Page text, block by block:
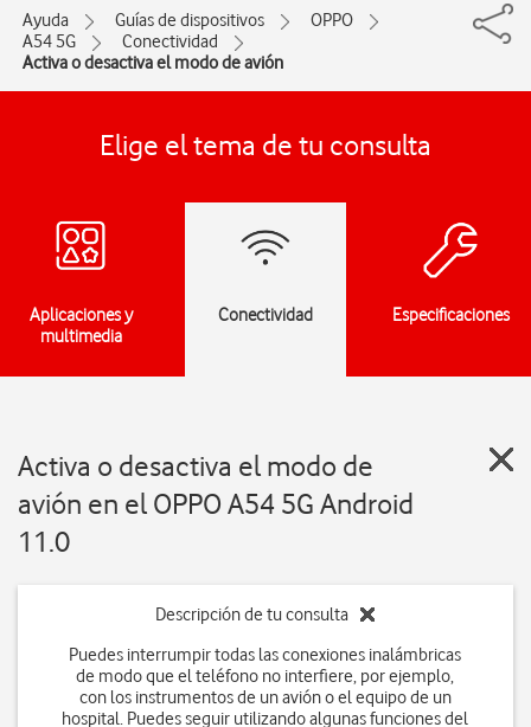
Ayuda Guías de dispositivos
OPPO
A54 5G
Conectividad
Activa o desactiva el modo de avión
Elige el tema de tu consulta
Aplicaciones y
multimedia
Conectividad Especificaciones
Activa o desactiva el modo de
avión en el OPPO A54 5G Android
11.0
Descripción de tu consulta
Puedes interrumpir todas las conexiones inalámbricas
de modo que el teléfono no interfiere, por ejemplo,
con los instrumentos de un avión o el equipo de un
hospital. Puedes seguir utilizando algunas funciones del